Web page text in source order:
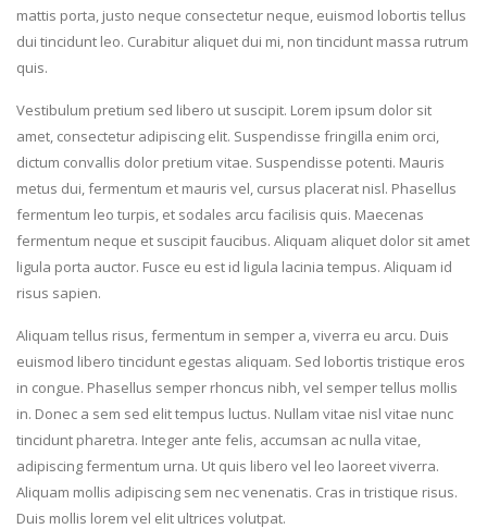
mattis porta, justo neque consectetur neque, euismod lobortis tellus
dui tincidunt leo. Curabitur aliquet dui mi, non tincidunt massa rutrum
quis.
Vestibulum pretium sed libero ut suscipit. Lorem ipsum dolor sit
amet, consectetur adipiscing elit. Suspendisse fringilla enim orci,
dictum convallis dolor pretium vitae. Suspendisse potenti. Mauris
metus dui, fermentum et mauris vel, cursus placerat nisl. Phasellus
fermentum leo turpis, et sodales arcu facilisis quis. Maecenas
fermentum neque et suscipit faucibus. Aliquam aliquet dolor sit amet
ligula porta auctor. Fusce eu est id ligula lacinia tempus. Aliquam id
risus sapien.
Aliquam tellus risus, fermentum in semper a, viverra eu arcu. Duis
euismod libero tincidunt egestas aliquam. Sed lobortis tristique eros
in congue. Phasellus semper rhoncus nibh, vel semper tellus mollis
in. Donec a sem sed elit tempus luctus. Nullam vitae nisl vitae nunc
tincidunt pharetra. Integer ante felis, accumsan ac nulla vitae,
adipiscing fermentum urna. Ut quis libero vel leo laoreet viverra.
Aliquam mollis adipiscing sem nec venenatis. Cras in tristique risus.
Duis mollis lorem vel elit ultrices volutpat.